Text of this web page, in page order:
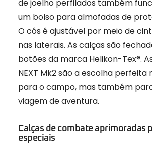
de joelho perfilados também
um bolso para almofadas de
O cós é ajustável por meio de
nas laterais. As calças são
botões da marca Helikon-Tex®.
NEXT Mk2 são a escolha perfeita
para o campo, mas também
viagem de aventura.
Calças de combate aprimoradas
especiais